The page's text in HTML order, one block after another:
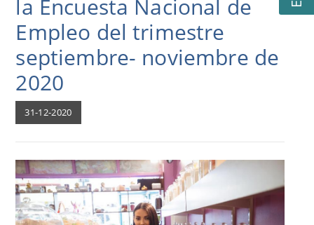
la Encuesta Nacional de
Empleo del trimestre
septiembre- noviembre de
2020
31-12-2020